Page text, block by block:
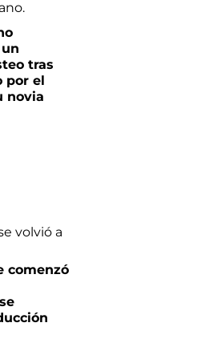
tras
por el
novia
comenzó